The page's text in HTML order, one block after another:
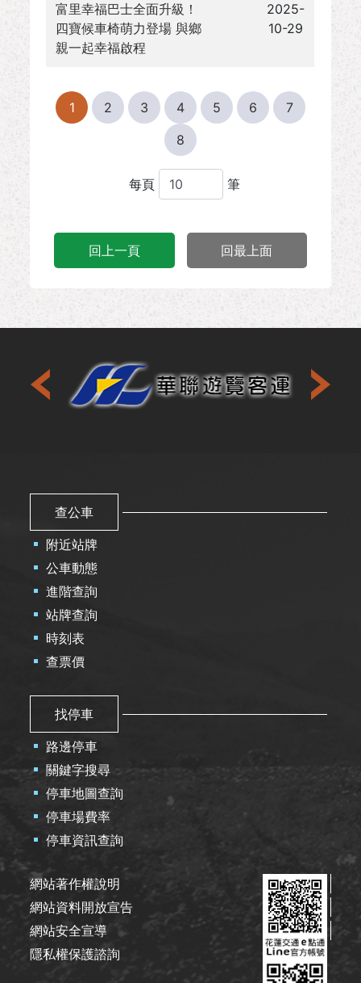
富里幸福巴士全面升級！
四寶候車椅萌力登場 與鄉
親一起幸福啟程
2025-
10-29
1 2 3 4 5 6
7
8
每頁 筆
回上一頁 回最上面
查公車
附近站牌
公車動態
進階查詢
站牌查詢
時刻表
查票價
找停車
路邊停車
關鍵字搜尋
停車地圖查詢
停車場費率
停車資訊查詢
網站著作權說明
網站資料開放宣告
網站安全宣導
隱私權保護諮詢